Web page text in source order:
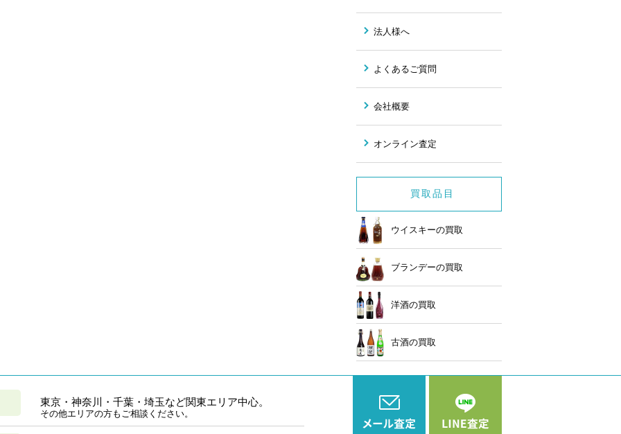
法人様へ
よくあるご質問
会社概要
オンライン査定
買取品目
ウイスキーの買取
ブランデーの買取
洋酒の買取
古酒の買取
東京・神奈川・千葉・埼玉など関東エリア中心。
その他エリアの方もご相談ください。